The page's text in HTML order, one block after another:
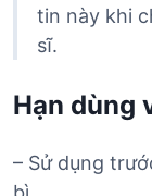
tin này khi
sĩ.
Hạn dùng
– Sử dụng